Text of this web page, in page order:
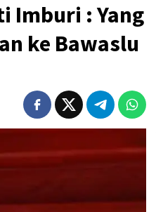
Imburi : Yang
ke Bawaslu